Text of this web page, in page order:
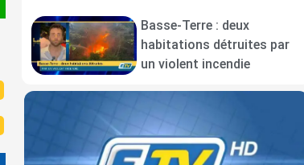
Basse-Terre : deux
habitations détruites par
un violent incendie